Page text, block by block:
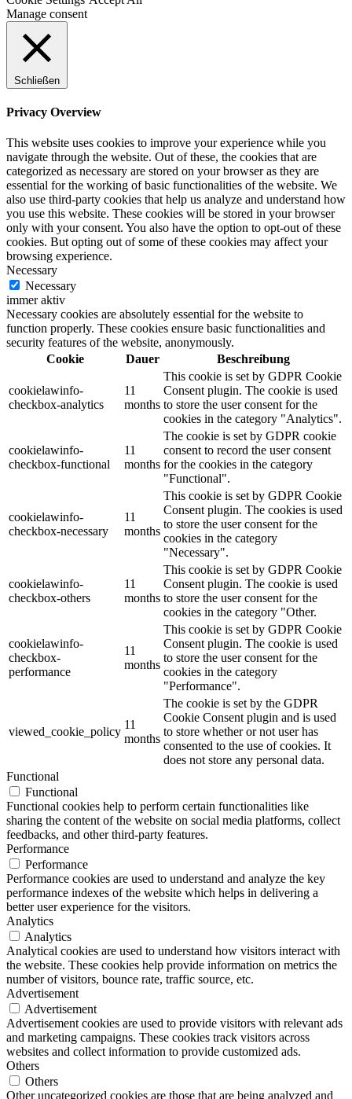
Manage consent
Schließen
Privacy Overview
This website uses cookies to improve your experience while you
navigate through the website. Out of these, the cookies that are
categorized as necessary are stored on your browser as they are
essential for the working of basic functionalities of the website. We
also use third-party cookies that help us analyze and understand how
you use this website. These cookies will be stored in your browser
only with your consent. You also have the option to opt-out of these
cookies. But opting out of some of these cookies may affect your
browsing experience.
Necessary
Necessary
immer aktiv
Necessary cookies are absolutely essential for the website to
function properly. These cookies ensure basic functionalities and
security features of the website, anonymously.
Cookie
Dauer Beschreibung
cookielawinfo-
checkbox-analytics
11
months
This cookie is set by GDPR Cookie
Consent plugin. The cookie is used
to store the user consent for the
cookies in the category "Analytics".
cookielawinfo-
checkbox-functional
11
months
The cookie is set by GDPR cookie
consent to record the user consent
for the cookies in the category
"Functional".
cookielawinfo-
checkbox-necessary
11
months
This cookie is set by GDPR Cookie
Consent plugin. The cookies is used
to store the user consent for the
cookies in the category
"Necessary".
cookielawinfo-
checkbox-others
11
months
This cookie is set by GDPR Cookie
Consent plugin. The cookie is used
to store the user consent for the
cookies in the category "Other.
cookielawinfo-
checkbox-
performance
11
months
This cookie is set by GDPR Cookie
Consent plugin. The cookie is used
to store the user consent for the
cookies in the category
"Performance".
viewed_cookie_policy
11
months
The cookie is set by the GDPR
Cookie Consent plugin and is used
to store whether or not user has
consented to the use of cookies. It
does not store any personal data.
Functional
Functional
Functional cookies help to perform certain functionalities like
sharing the content of the website on social media platforms, collect
feedbacks, and other third-party features.
Performance
Performance
Performance cookies are used to understand and analyze the key
performance indexes of the website which helps in delivering a
better user experience for the visitors.
Analytics
Analytics
Analytical cookies are used to understand how visitors interact with
the website. These cookies help provide information on metrics the
number of visitors, bounce rate, traffic source, etc.
Advertisement
Advertisement
Advertisement cookies are used to provide visitors with relevant ads
and marketing campaigns. These cookies track visitors across
websites and collect information to provide customized ads.
Others
Others
Other uncategorized cookies are those that are being analyzed and